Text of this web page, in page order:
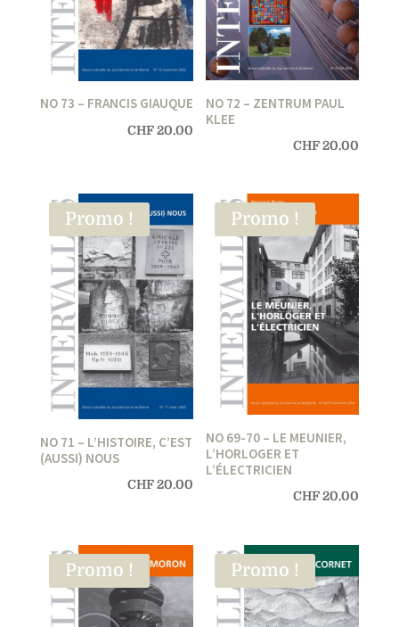
NO 73 – FRANCIS GIAUQUE
CHF20.00
NO 72 – ZENTRUM PAUL
KLEE
CHF20.00
Promo !
NO 71 – L’HISTOIRE, C’EST
(AUSSI) NOUS
CHF20.00
Promo !
NO 69-70 – LE MEUNIER,
L’HORLOGER ET
L’ÉLECTRICIEN
CHF20.00
Promo ! Promo !